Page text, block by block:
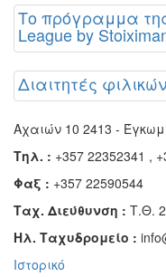
Το πρόγραμμα
League by
Διαιτητές
Αχαιών 10 2413 -
Τηλ. : +357 22352341 ,
Φαξ : +357 22590544
Ταχ. Διεύθυνση : Τ.Θ.
Ηλ. Ταχυδρομείο :
Ιστορικό